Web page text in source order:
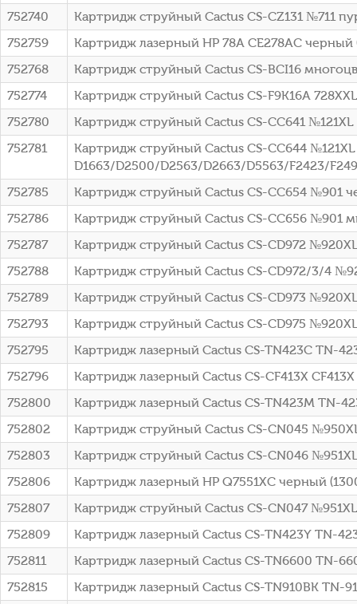
752740
Картридж струйный Cactus CS-CZ131 №711
752759
Картридж лазерный HP 78A CE278AC черный
752768
Картридж струйный Cactus CS-BCI16
752774
Картридж струйный Cactus CS-F9K16A
752780
Картридж струйный Cactus CS-CC641
752781
Картридж струйный Cactus CS-CC644
D1663/D2500/D2563/D2663/D5563/F2423/
752785
Картридж струйный Cactus CS-CC654 №901
752786
Картридж струйный Cactus CS-CC656 №901
752787
Картридж струйный Cactus CS-CD972
752788
Картридж струйный Cactus CS-CD972/3/4
752789
Картридж струйный Cactus CS-CD973
752793
Картридж струйный Cactus CS-CD975
752795
Картридж лазерный Cactus CS-TN423C TN-
752796
Картридж лазерный Cactus CS-CF413X
752800
Картридж лазерный Cactus CS-TN423M TN-
752802
Картридж струйный Cactus CS-CN045
752803
Картридж струйный Cactus CS-CN046
752806
Картридж лазерный HP Q7551XC черный
752807
Картридж струйный Cactus CS-CN047
752809
Картридж лазерный Cactus CS-TN423Y TN-
752811
Картридж лазерный Cactus CS-TN6600 TN-
752815
Картридж лазерный Cactus CS-TN910BK TN-